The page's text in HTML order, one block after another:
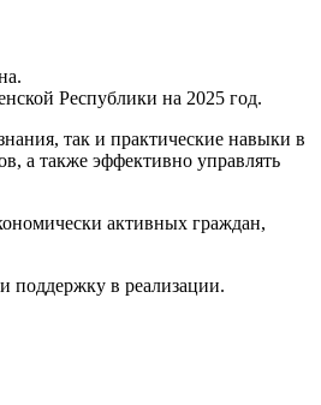
Республики на 2025 год.
так и практические навыки в
а также эффективно управлять
активных граждан,
поддержку в реализации.